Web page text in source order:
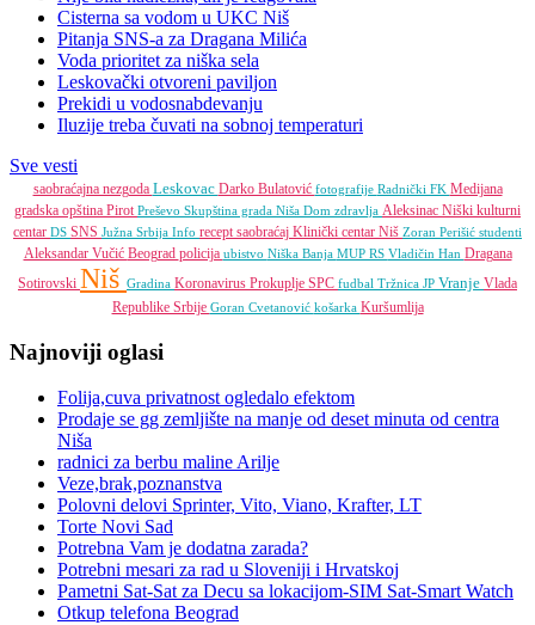
Cisterna sa vodom u UKC Niš
Pitanja SNS-a za Dragana Milića
Voda prioritet za niška sela
Leskovački otvoreni paviljon
Prekidi u vodosnabdevanju
Iluzije treba čuvati na sobnoj temperaturi
Sve vesti
saobraćajna nezgoda Leskovac Darko Bulatović fotografije Radnički FK Medijana
gradska opština PirotPreševo Skupština grada Niša Dom zdravlja Aleksinac Niški kulturni
centar DS SNS Južna Srbija Info receptsaobraćaj Klinički centar Niš Zoran Perišić studenti
Aleksandar Vučić Beograd policija ubistvo Niška Banja MUP RS Vladičin Han Dragana
Sotirovski Niš Gradina Koronavirus Prokuplje SPC fudbal Tržnica JP Vranje Vlada
Republike Srbije Goran Cvetanović košarka Kuršumlija
Najnoviji oglasi
Folija,cuva privatnost ogledalo efektom
Prodaje se gg zemljište na manje od deset minuta od centra
Niša
radnici za berbu maline Arilje
Veze,brak,poznanstva
Polovni delovi Sprinter, Vito, Viano, Krafter, LT
Torte Novi Sad
Potrebna Vam je dodatna zarada?
Potrebni mesari za rad u Sloveniji i Hrvatskoj
Pametni Sat-Sat za Decu sa lokacijom-SIM Sat-Smart Watch
Otkup telefona Beograd